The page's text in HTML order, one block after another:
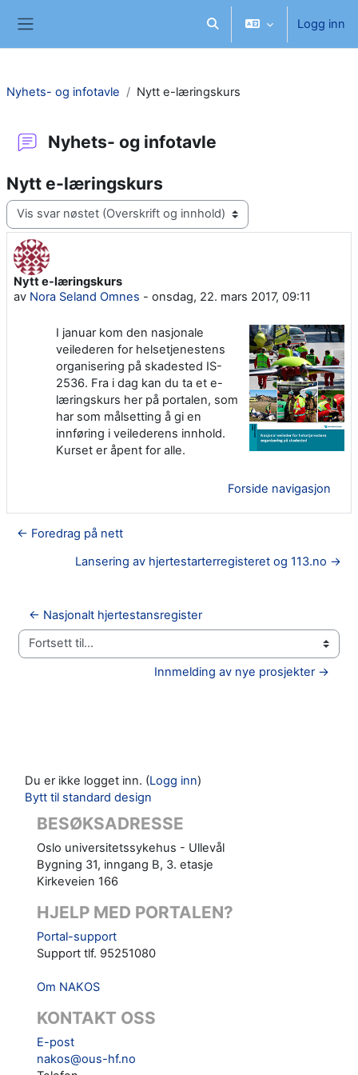
Veksle inndata for søk
Logg inn
Nyhets- og infotavle Nytt e-læringskurs
Nyhets- og infotavle
Nytt e-læringskurs
Visningsmodus
Nytt e-læringskurs
av Nora Seland Omnes - onsdag, 22. mars 2017, 09:11
Antall svar: 0
I januar kom den nasjonale
veilederen for helsetjenestens
organisering på skadested IS-
2536. Fra i dag kan du ta et e-
læringskurs her på portalen, som
har som målsetting å gi en
innføring i veilederens innhold.
Kurset er åpent for alle.
Forside navigasjon
← Foredrag på nett
Lansering av hjertestarterregisteret og 113.no →
← Nasjonalt hjertestansregister
Fortsett til...
Innmelding av nye prosjekter →
Du er ikke logget inn. (Logg inn)
Bytt til standard design
BESØKSADRESSE
Oslo universitetssykehus - Ullevål
Bygning 31, inngang B, 3. etasje
Kirkeveien 166
HJELP MED PORTALEN?
Portal-support
Support tlf. 95251080
Om NAKOS
KONTAKT OSS
E-post
nakos@ous-hf.no